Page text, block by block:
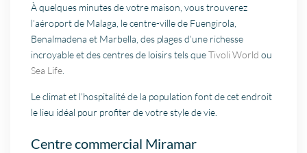
À quelques minutes de votre maison, vous trouverez
l’aéroport de Malaga, le centre-ville de Fuengirola,
Benalmadena et Marbella, des plages d’une richesse
incroyable et des centres de loisirs tels queTivoli World ou
Sea Life
Le climat et l’hospitalité de la population font de cet endroit
le lieu idéal pour profiter de votre style de vie.
Centre commercial Miramar